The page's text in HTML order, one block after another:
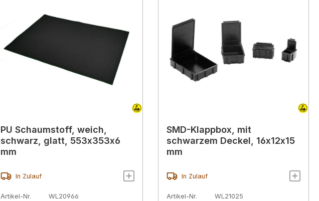
PU Schaumstoff, weich,
schwarz, glatt, 553x353x6
mm
In Zulauf
Artikel-Nr.
WL20966
SMD-Klappbox, mit
schwarzem Deckel, 16x12x15
mm
In Zulauf
Artikel-Nr.
WL21025